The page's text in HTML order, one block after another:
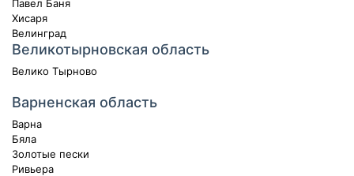
Павел Баня
Хисаря
Велинград
Великотырновская область
Велико Тырново
Варненская область
Варна
Бяла
Золотые пески
Ривьера